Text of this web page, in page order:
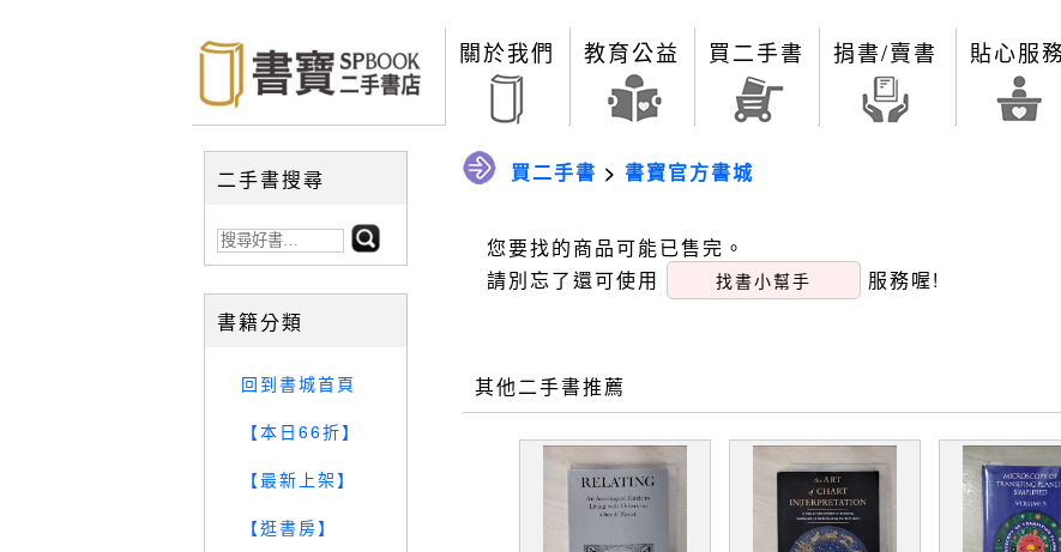
關於我們 教育公益 買二手書 捐書/賣書 貼心服
二手書搜尋
書籍分類
回到書城首頁
【本日66折】
【最新上架】
【逛書房】
買二手書 > 書寶官方書城
您要找的商品可能已售完。
請別忘了還可使用
找書小幫手 服務喔!
其他二手書推薦